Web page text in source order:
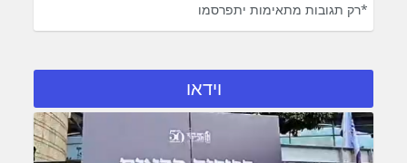
*רק תגובות מתאימות יתפרסמו
וידאו